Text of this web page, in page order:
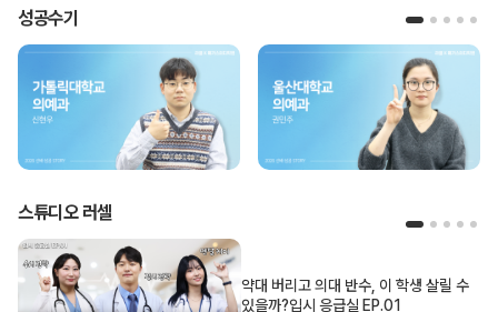
성공수기
스튜디오 러셀
약대 버리고 의대 반수, 이 학생 살릴 수
있을까?입시 응급실 EP.01